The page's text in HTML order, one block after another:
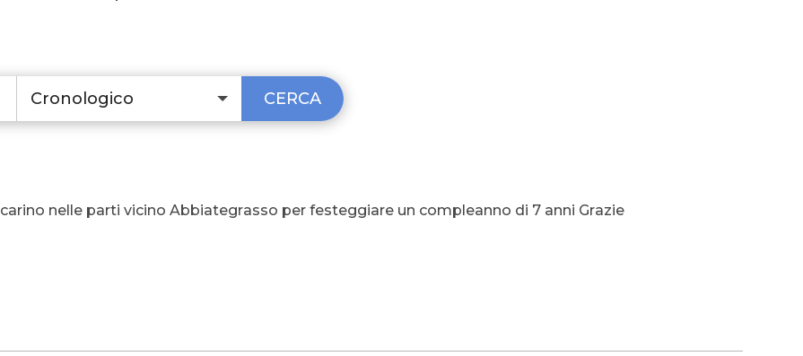
Cronologico CERCA
nelle parti vicino Abbiategrasso per festeggiare un compleanno di 7 anni Grazie